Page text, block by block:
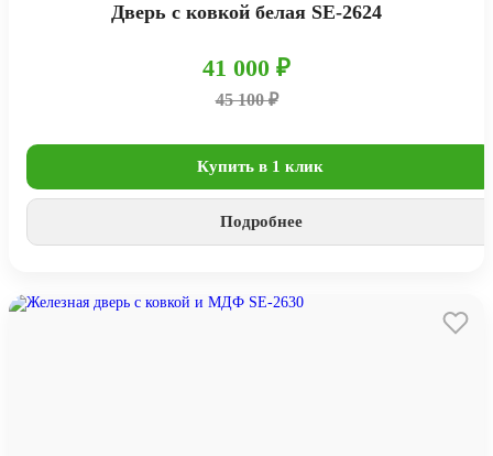
Дверь с ковкой белая SE-2624
41 000 ₽
45 100 ₽
Купить в 1 клик
Подробнее